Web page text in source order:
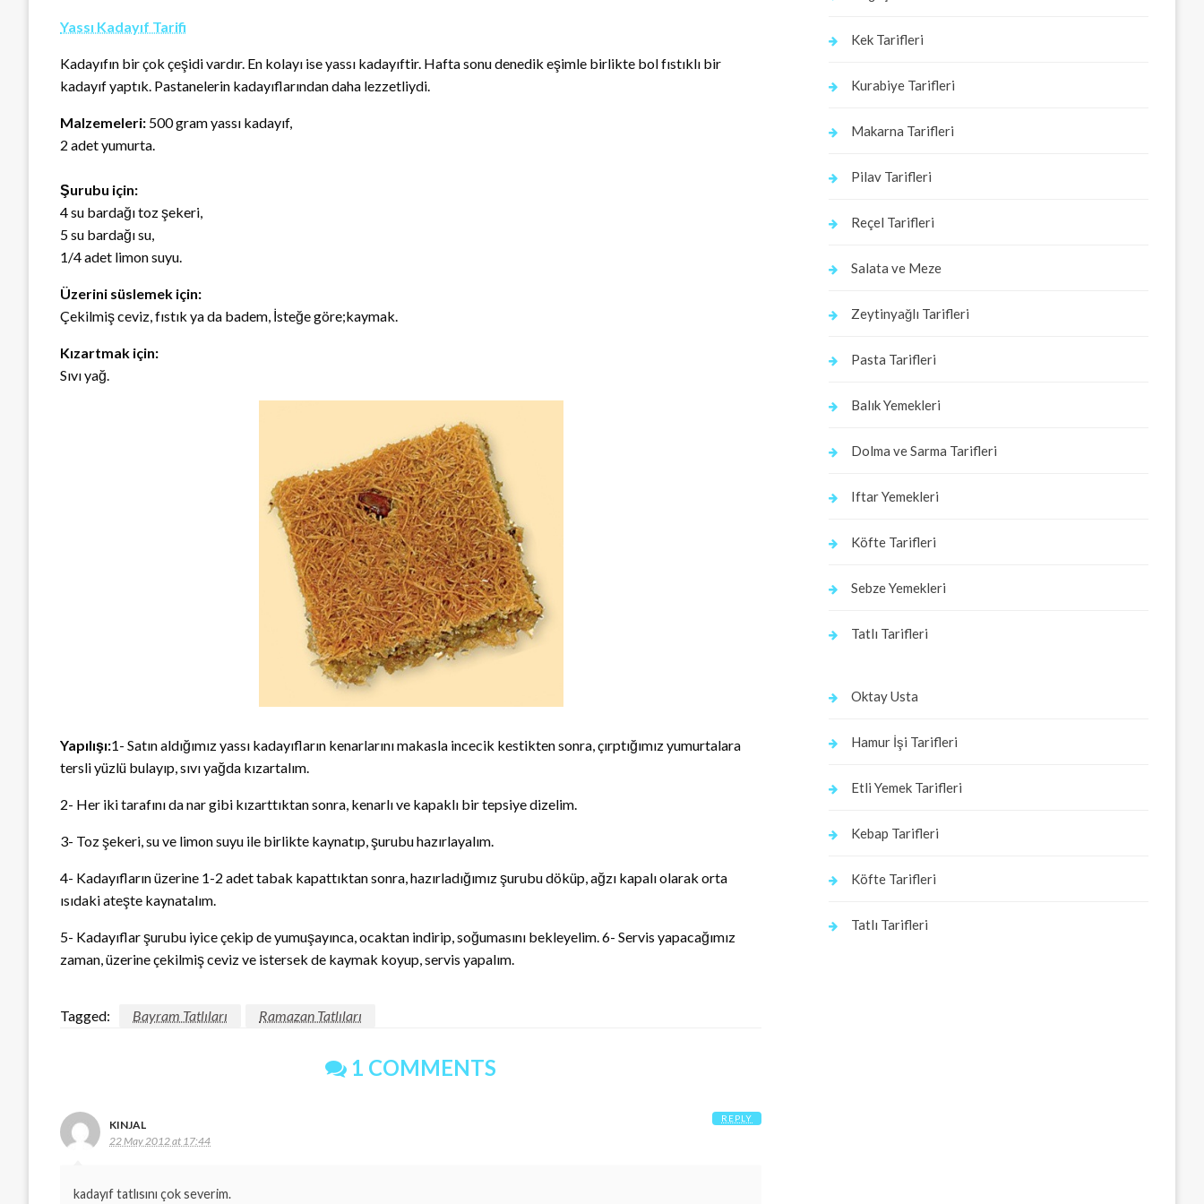
Yassı Kadayıf Tarifi
Kadayıfın bir çok çeşidi vardır. En kolayı ise yassı kadayıftir. Hafta sonu denedik eşimle birlikte bol fıstıklı bir
kadayıf yaptık. Pastanelerin kadayıflarından daha lezzetliydi.
Malzemeleri: 500 gram yassı kadayıf,
2 adet yumurta.
Şurubu için:
4 su bardağı toz şekeri,
5 su bardağı su,
1/4 adet limon suyu.
Üzerini süslemek için:
Çekilmiş ceviz, fıstık ya da badem, İsteğe göre;kaymak.
Kızartmak için:
Sıvı yağ.
Yapılışı:1- Satın aldığımız yassı kadayıfların kenarlarını makasla incecik kestikten sonra, çırptığımız yumurtalara
tersli yüzlü bulayıp, sıvı yağda kızartalım.
2- Her iki tarafını da nar gibi kızarttıktan sonra, kenarlı ve kapaklı bir tepsiye dizelim.
3- Toz şekeri, su ve limon suyu ile birlikte kaynatıp, şurubu hazırlayalım.
4- Kadayıfların üzerine 1-2 adet tabak kapattıktan sonra, hazırladığımız şurubu döküp, ağzı kapalı olarak orta
ısıdaki ateşte kaynatalım.
5- Kadayıflar şurubu iyice çekip de yumuşayınca, ocaktan indirip, soğumasını bekleyelim. 6- Servis yapacağımız
zaman, üzerine çekilmiş ceviz ve istersek de kaymak koyup, servis yapalım.
Tagged: Bayram Tatlıları Ramazan Tatlıları
1 COMMENTS
KINJAL
22 May 2012 at 17:44
kadayıf tatlısını çok severim.
REPLY
Kek Tarifleri
Kurabiye Tarifleri
Makarna Tarifleri
Pilav Tarifleri
Reçel Tarifleri
Salata ve Meze
Zeytinyağlı Tarifleri
Pasta Tarifleri
Balık Yemekleri
Dolma ve Sarma Tarifleri
Iftar Yemekleri
Köfte Tarifleri
Sebze Yemekleri
Tatlı Tarifleri
Oktay Usta
Hamur İşi Tarifleri
Etli Yemek Tarifleri
Kebap Tarifleri
Köfte Tarifleri
Tatlı Tarifleri